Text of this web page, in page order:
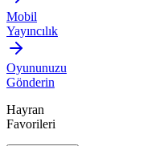
Mobil
Yayıncılık
Oyununuzu
Gönderin
Hayran
Favorileri